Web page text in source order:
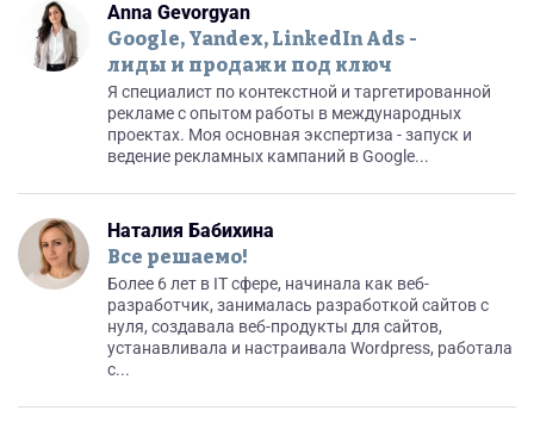
Anna Gevorgyan
Google, Yandex, LinkedIn Ads -
лиды и продажи под ключ
Я специалист по контекстной и таргетированной
рекламе с опытом работы в международных
проектах. Моя основная экспертиза - запуск и
ведение рекламных кампаний в Google...
Наталия Бабихина
Все решаемо!
Более 6 лет в IT сфере, начинала как веб-
разработчик, занималась разработкой сайтов с
нуля, создавала веб-продукты для сайтов,
устанавливала и настраивала Wordpress, работала
с...